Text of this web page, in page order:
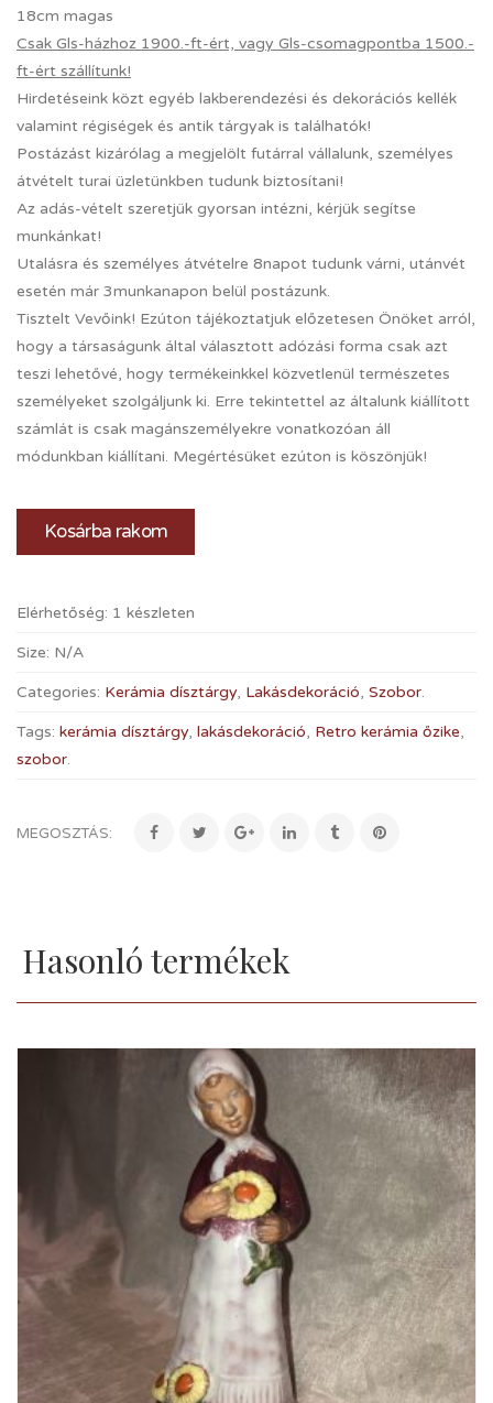
18cm magas
Csak Gls-házhoz 1900.-ft-ért, vagy Gls-csomagpontba 1500.-
ft-ért szállítunk!
Hirdetéseink közt egyéb lakberendezési és dekorációs kellék
valamint régiségek és antik tárgyak is találhatók!
Postázást kizárólag a megjelölt futárral vállalunk, személyes
átvételt turai üzletünkben tudunk biztosítani!
Az adás-vételt szeretjük gyorsan intézni, kérjük segítse
munkánkat!
Utalásra és személyes átvételre 8napot tudunk várni, utánvét
esetén már 3munkanapon belül postázunk.
Tisztelt Vevőink! Ezúton tájékoztatjuk előzetesen Önöket arról,
hogy a társaságunk által választott adózási forma csak azt
teszi lehetővé, hogy termékeinkkel közvetlenül természetes
személyeket szolgáljunk ki. Erre tekintettel az általunk kiállított
számlát is csak magánszemélyekre vonatkozóan áll
módunkban kiállítani. Megértésüket ezúton is köszönjük!
Kosárba rakom
Elérhetőség: 1 készleten
Size: N/A
Categories: Kerámia dísztárgy, Lakásdekoráció, Szobor.
Tags: kerámia dísztárgy, lakásdekoráció, Retro kerámia őzike,
szobor.
MEGOSZTÁS:
Hasonló termékek